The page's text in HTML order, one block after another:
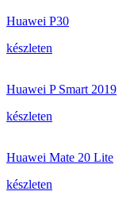
Huawei P30
készleten
Huawei P Smart 2019
készleten
Huawei Mate 20 Lite
készleten